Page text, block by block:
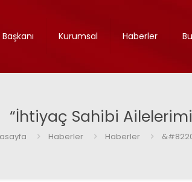
Kurumsal Haberler
“İhtiyaç Sahibi
Haberler Haberler